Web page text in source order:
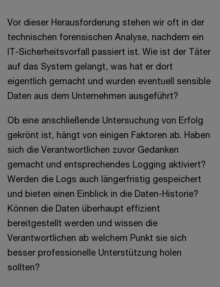
Vor dieser Herausforderung stehen wir oft in der
technischen forensischen Analyse, nachdem ein
IT-Sicherheitsvorfall passiert ist. Wie ist der Täter
auf das System gelangt, was hat er dort
eigentlich gemacht und wurden eventuell sensible
Daten aus dem Unternehmen ausgeführt?
Ob eine anschließende Untersuchung von Erfolg
gekrönt ist, hängt von einigen Faktoren ab. Haben
sich die Verantwortlichen zuvor Gedanken
gemacht und entsprechendes Logging aktiviert?
Werden die Logs auch längerfristig gespeichert
und bieten einen Einblick in die Daten-Historie?
Können die Daten überhaupt effizient
bereitgestellt werden und wissen die
Verantwortlichen ab welchem Punkt sie sich
besser professionelle Unterstützung holen
sollten?